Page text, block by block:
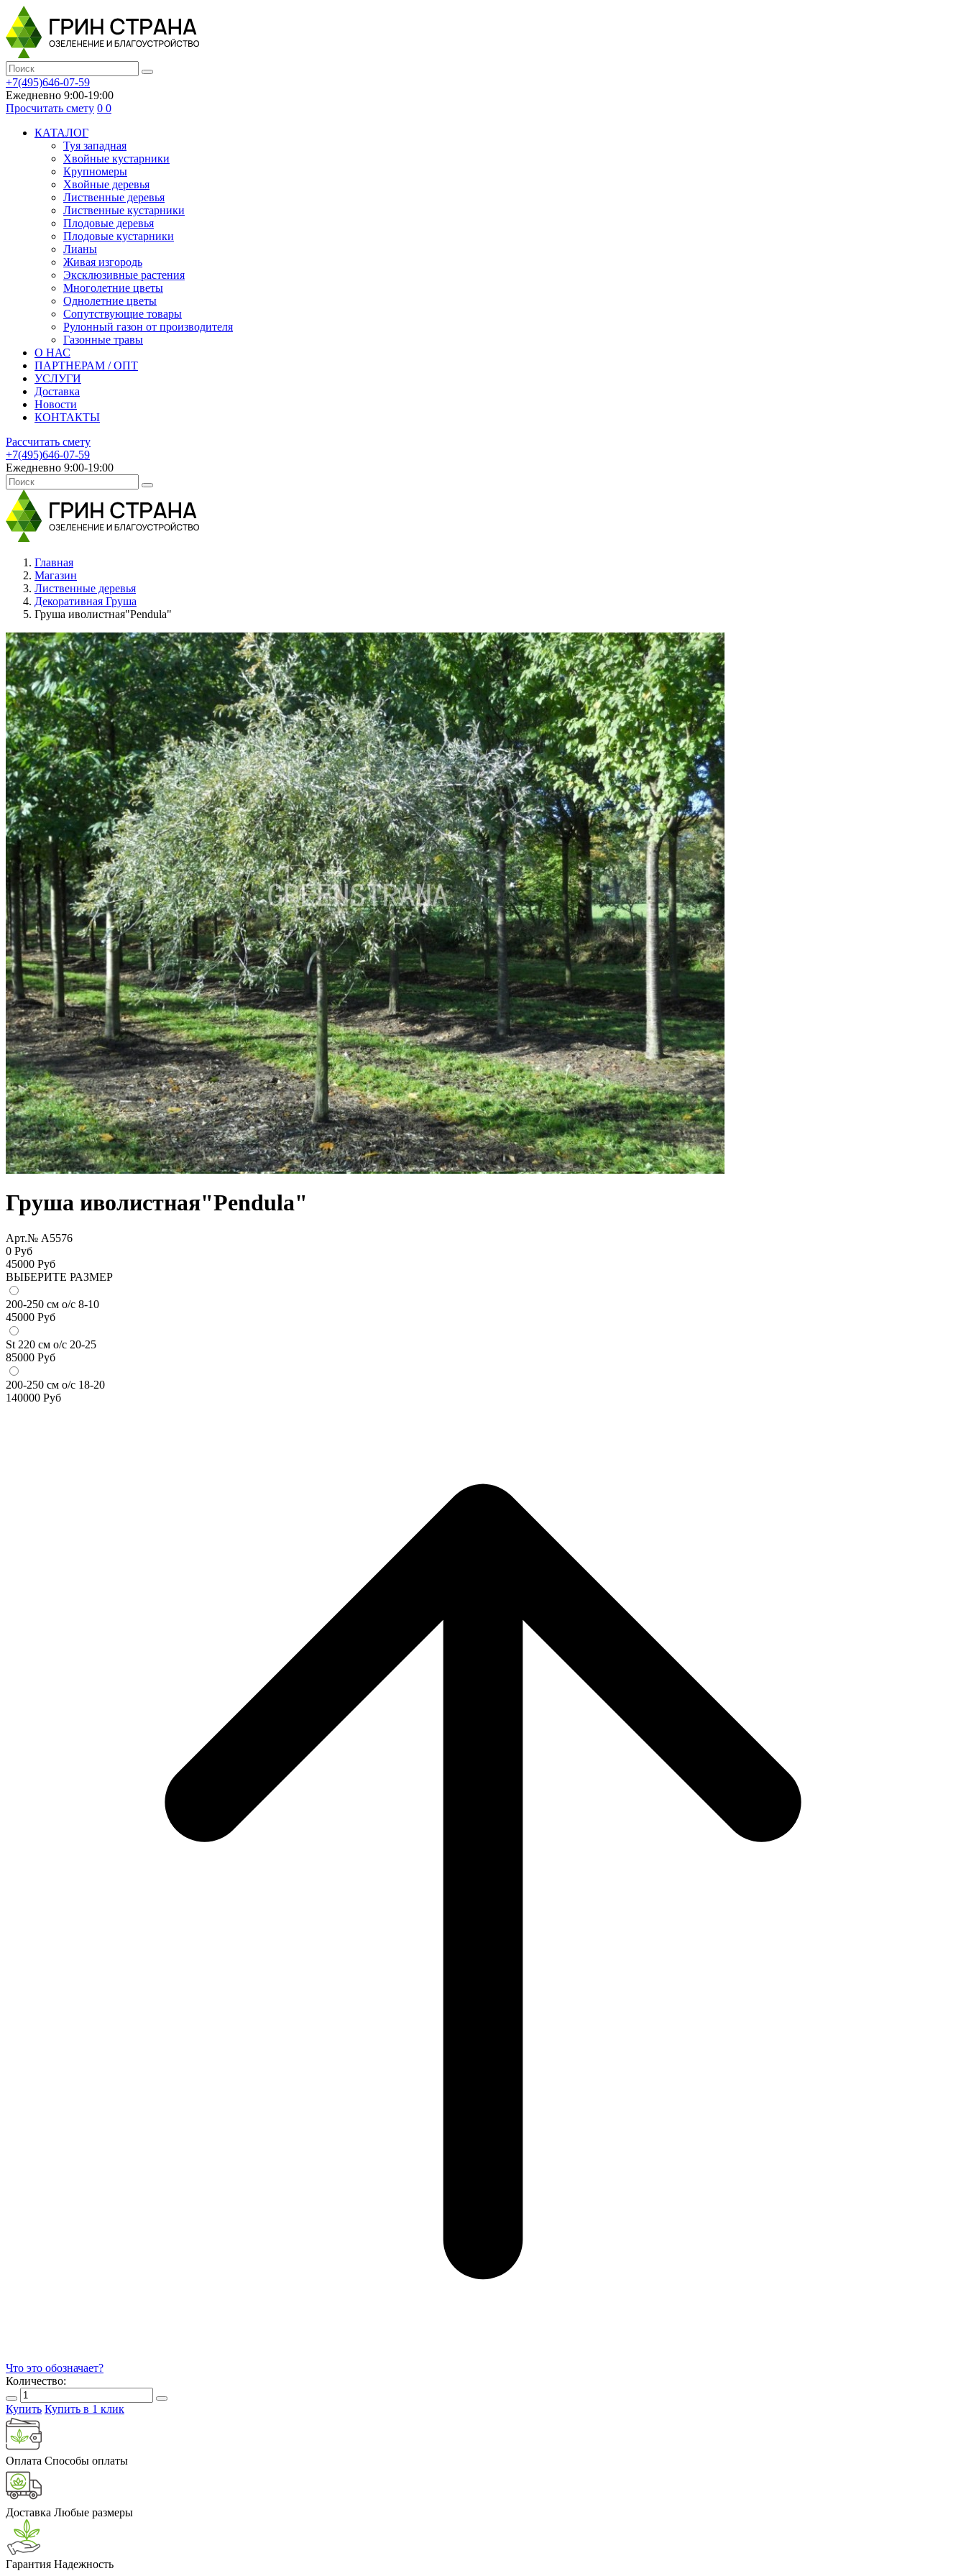
+7(495)646-07-59
Ежедневно 9:00-19:00
Просчитать смету 0 0
КАТАЛОГ
Туя западная
Хвойные кустарники
Крупномеры
Хвойные деревья
Лиственные деревья
Лиственные кустарники
Плодовые деревья
Плодовые кустарники
Лианы
Живая изгородь
Эксклюзивные растения
Многолетние цветы
Однолетние цветы
Сопутствующие товары
Рулонный газон от производителя
Газонные травы
О НАС
ПАРТНЕРАМ / ОПТ
УСЛУГИ
Доставка
Новости
КОНТАКТЫ
Рассчитать смету
+7(495)646-07-59
Ежедневно 9:00-19:00
Главная
Магазин
Лиственные деревья
Декоративная Груша
Груша иволистная"Pendula"
Груша иволистная"Pendula"
Арт.№ A5576
0 Руб
45000 Руб
ВЫБЕРИТЕ РАЗМЕР
200-250 см о/с 8-10
45000 Руб
St 220 см о/с 20-25
85000 Руб
200-250 см о/с 18-20
140000 Руб
Что это обозначает?
Количество:
Купить Купить в 1 клик
Оплата Способы оплаты
Доставка Любые размеры
Гарантия Надежность